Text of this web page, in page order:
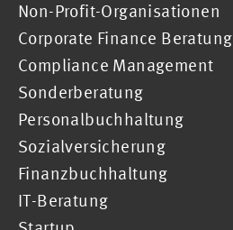
Non-Profit-Organisationen
Corporate Finance Beratung
Compliance Management
Sonderberatung
Personalbuchhaltung
Sozialversicherung
Finanzbuchhaltung
IT-Beratung